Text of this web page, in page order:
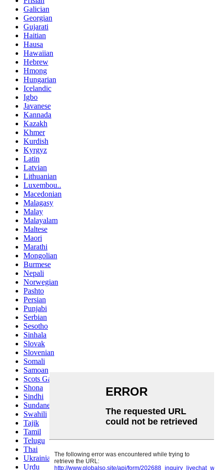
Galician
Georgian
Gujarati
Haitian
Hausa
Hawaiian
Hebrew
Hmong
Hungarian
Icelandic
Igbo
Javanese
Kannada
Kazakh
Khmer
Kurdish
Kyrgyz
Latin
Latvian
Lithuanian
Luxembou..
Macedonian
Malagasy
Malay
Malayalam
Maltese
Maori
Marathi
Mongolian
Burmese
Nepali
Norwegian
Pashto
Persian
Punjabi
Serbian
Sesotho
Sinhala
Slovak
Slovenian
Somali
Samoan
Scots Gaelic
Shona
Sindhi
Sundanese
Swahili
Tajik
Tamil
Telugu
Thai
Ukrainian
Urdu